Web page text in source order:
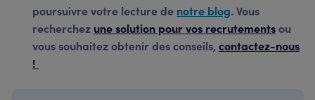
poursuivre votre lecture de notre blog. Vous
recherchez une solution pour vos recrutementsou
vous souhaitez obtenir des conseils, contactez-nous
!